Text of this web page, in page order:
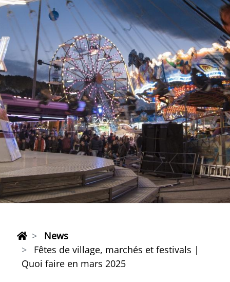
News
Fêtes de village, marchés et festivals |
Quoi faire en mars 2025